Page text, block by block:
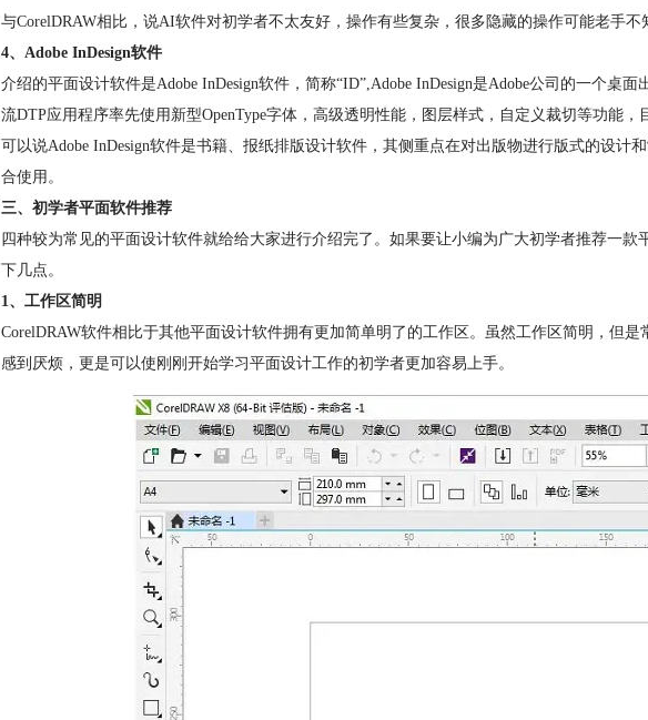
与CorelDRAW相比，说AI软件对初学者不太友好，操作有些复杂，很多隐藏的操作可能老手不
4、Adobe InDesign软件
介绍的平面设计软件是Adobe InDesign软件，简称“ID”,Adobe InDesign是Adobe公司的一个桌
流DTP应用程序率先使用新型OpenType字体，高级透明性能，图层样式，自定义裁切等功能
可以说Adobe InDesign软件是书籍、报纸排版设计软件，其侧重点在对出版物进行版式的设计
合使用。
三、初学者平面软件推荐
四种较为常见的平面设计软件就给给大家进行介绍完了。如果要让小编为广大初学者推荐一款
下几点。
1、工作区简明
CorelDRAW软件相比于其他平面设计软件拥有更加简单明了的工作区。虽然工作区简明，但
感到厌烦，更是可以使刚刚开始学习平面设计工作的初学者更加容易上手。